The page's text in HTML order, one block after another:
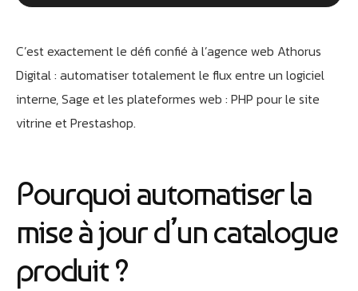
C’est exactement le défi confié à l’agence web Athorus
Digital : automatiser totalement le flux entre un logiciel
interne, Sage et les plateformes web : PHP pour le site
vitrine et Prestashop.
Pourquoi automatiser la
mise à jour d’un catalogue
produit ?